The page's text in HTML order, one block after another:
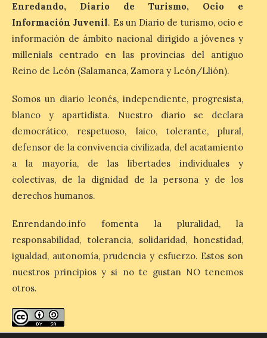
personas para disfrutar de este
acontecimiento histórico. Algunas
El Ayuntamiento de
para un eclipse”, un
concierto único con
motivo del eclipse de sol
10 Ago 2026
La cita, que se celebrará el
12 de agosto en el
de una composición del
músico segoviano Geni Uñón. Turismo de
Segovia lanza el Premio Internacional de
Fotografía del Eclipse “Segovia bajo […]
operativo especial de
limpieza en las playas y el
Enredando, Diario de Turismo, Ocio e
Información Juvenil. Es un Diario de turismo, ocio e
información de ámbito nacional dirigido a jóvenes y
millenials centrado en las provincias del antiguo
Reino de León (Salamanca, Zamora y León/Llión).
Somos un diario leonés, independiente, progresista,
blanco y apartidista. Nuestro diario se declara
democrático, respetuoso, laico, tolerante, plural,
defensor de la convivencia civilizada, del acatamiento
a la mayoría, de las libertades individuales y
colectivas, de la dignidad de la persona y de los
derechos humanos.
Enrendando.info fomenta la pluralidad, la
responsabilidad, tolerancia, solidaridad, honestidad,
igualdad, autonomía, prudencia y esfuerzo. Estos son
nuestros principios y si no te gustan NO tenemos
otros.